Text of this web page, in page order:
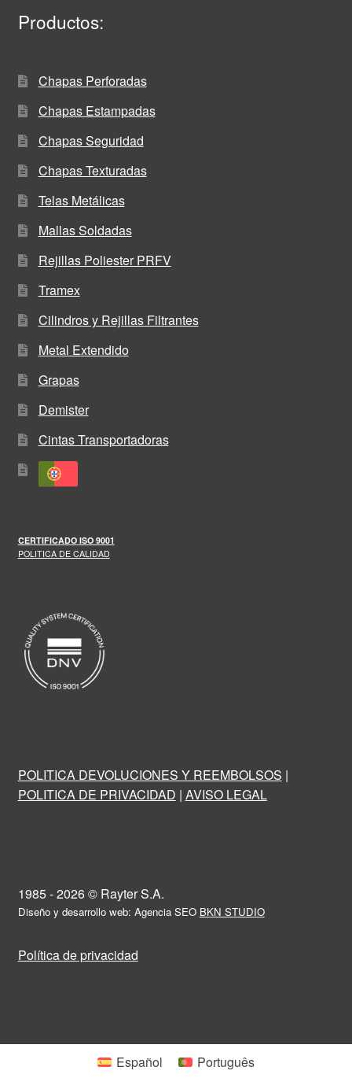
Productos:
Chapas Perforadas
Chapas Estampadas
Chapas Seguridad
Chapas Texturadas
Telas Metálicas
Mallas Soldadas
Rejillas Poliester PRFV
Tramex
Cilindros y Rejillas Filtrantes
Metal Extendido
Grapas
Demister
Cintas Transportadoras
CERTIFICADO ISO 9001
POLITICA DE CALIDAD
POLITICA DEVOLUCIONES Y REEMBOLSOS |
POLITICA DE PRIVACIDAD | AVISO LEGAL
1985 - 2026 © Rayter S.A.
Diseño y desarrollo web: Agencia SEO BKN STUDIO
Política de privacidad
Español Português